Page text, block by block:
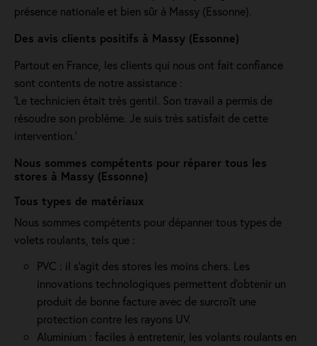
présence nationale et bien sûr à Massy (Essonne).
Des avis clients positifs à Massy (Essonne)
Partout en France, les clients qui nous ont fait confiance
sont contents de notre assistance :
'Le technicien était très gentil. Son travail a permis de
résoudre son problème. Je suis très satisfait de cette
intervention.'
Nous sommes compétents pour réparer tous les
stores à Massy (Essonne)
Tous types de matériaux
Nous sommes compétents pour dépanner tous types de
volets roulants, tels que :
PVC : il s'agit des stores les moins chers. Les
innovations technologiques permettent d'obtenir un
produit de bonne facture avec de surcroît une
protection contre les rayons UV.
Aluminium : faciles à entretenir, les volants roulants en